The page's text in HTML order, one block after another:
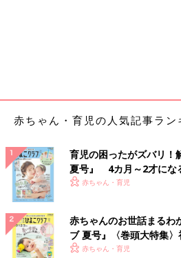
赤ちゃん・育児の人気記事ラン
育児の困ったがズバリ！
夏号』 4カ月～2才にな
いっぱい！
赤ちゃん・育児
赤ちゃんのお世話まるわ
ブ 夏号』〈巻頭大特集
く！ おっぱい・ミルクの
赤ちゃん・育児